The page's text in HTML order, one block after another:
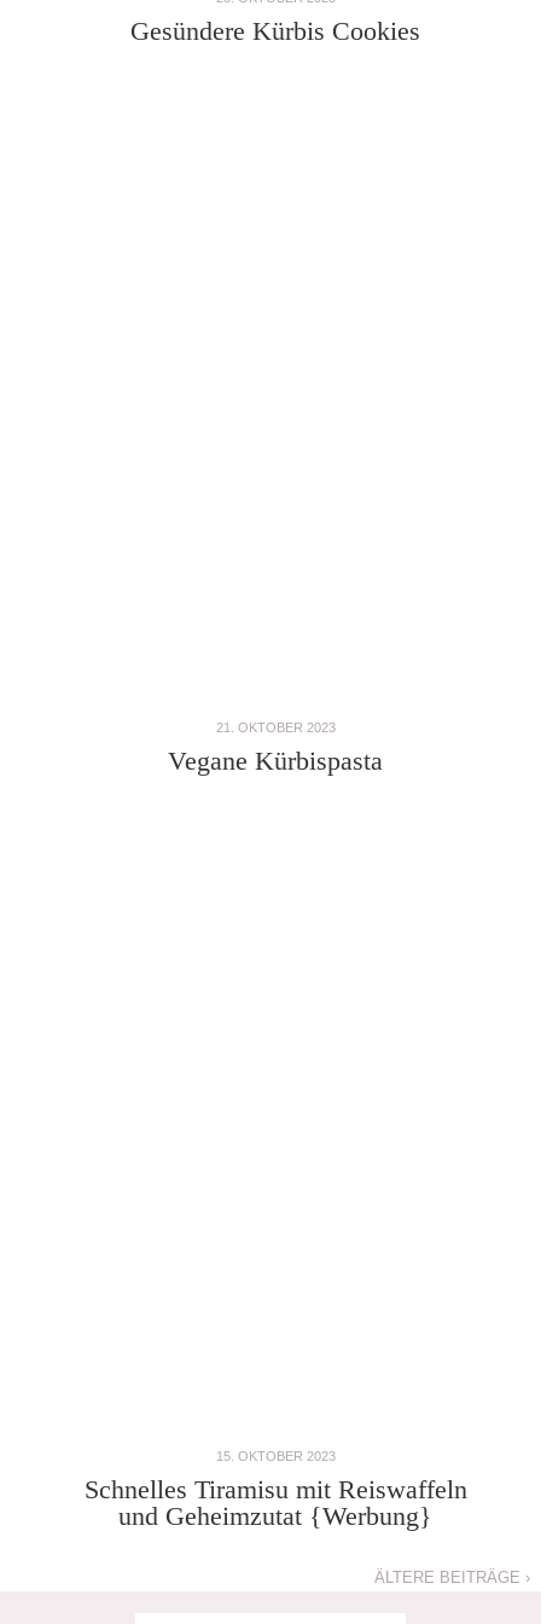
Gesündere Kürbis Cookies
21. OKTOBER 2023
Vegane Kürbispasta
15. OKTOBER 2023
Schnelles Tiramisu mit Reiswaffeln
und Geheimzutat {Werbung}
ÄLTERE BEITRÄGE ›